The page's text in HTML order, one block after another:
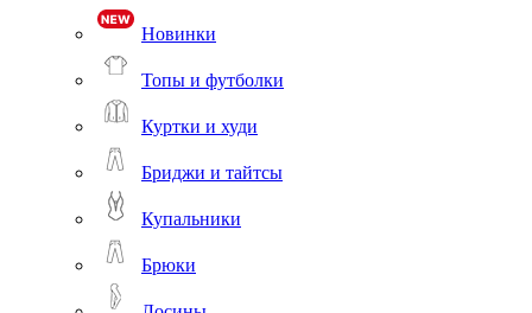
Новинки
Топы и футболки
Куртки и худи
Бриджи и тайтсы
Купальники
Брюки